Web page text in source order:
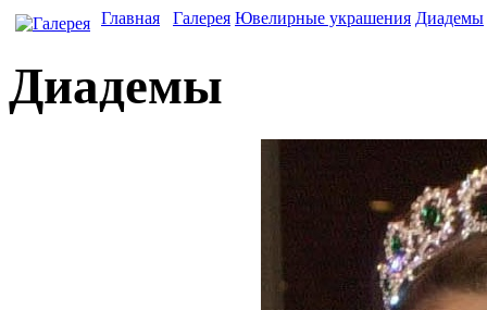
Главная Галерея Ювелирные украшения Диадемы
Диадемы